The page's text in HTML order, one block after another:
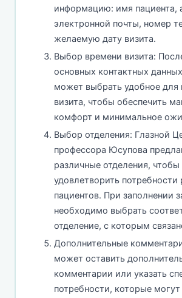
информацию: имя пациента,
электронной почты, номер
желаемую дату визита.
Выбор времени визита:
основных контактных
может выбрать удобное для
визита, чтобы обеспечить
комфорт и минимальное
Выбор отделения: Глазной
профессора Юсупова
различные отделения, чтобы
удовлетворить потребности
пациентов. При заполнении
необходимо выбрать
отделение, с которым
Дополнительные
может оставить
комментарии или указать
потребности, которые